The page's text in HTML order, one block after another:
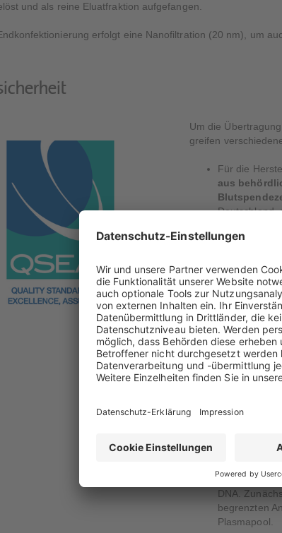
und als reine Eluatfraktion aufgefangen.
erfolgt eine Nanofiltration (20 nm), um
Um die
greifen
Für die
aus
Deutschland,
Spender
Antikörper
Hepatitis-C-
Zusätzlich
von
Plasmen von
Spende
Die
Plasmapools
auf HCV-
DNA.
begrenzten
Plasmapool.